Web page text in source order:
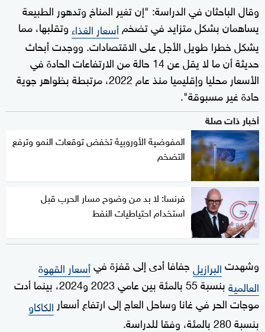
وقال الباحثان في الدراسة: "إن تغير المناخ وتدهور الطبيعة
يساهمان بشكل متزايد في تضخمأسعار الغذاءوتقلبها، مما
يشكل خطرا طويل الأجل على الاقتصادات. ووجدت أبحاث
حديثة أن ما لا يقل عن 14 حالة من الارتفاعات الحادة في
الأسعار محليا وإقليميا منذ عام 2022، مرتبطة بظواهر جوية
حادة غير مسبوقة".
أخبار ذات صلة
المفوضية الأوروبية تخفض توقعات النمو وترفع
التضخم
فرنسا: لا بد من وضوح مسار الحرب قبل
استخدام احتياطيات النفط
وشهدتالبرازيلجفافا أدى إلى قفزة فيأسعار القهوة
العالمية
بنسبة 55 بالمئة بين عامي 2023 و2024، بينما أدت
موجات الحر في غانا وساحل العاج إلى ارتفاع أسعار الكاكاو
بنسبة 280 بالمئة، وفقا للدراسة.